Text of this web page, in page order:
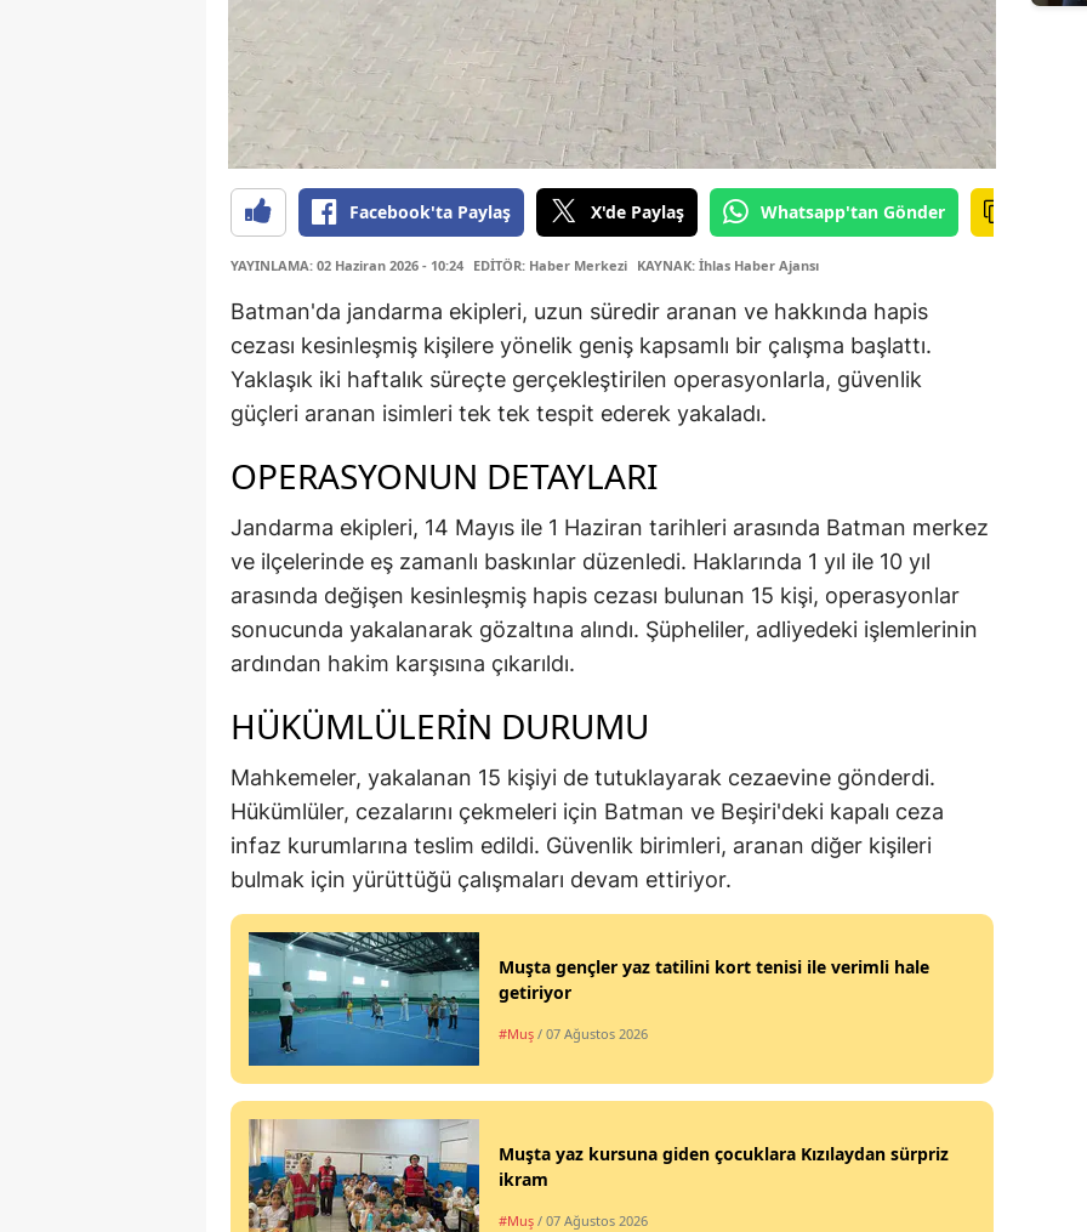
Facebook'ta Paylaş X'de Paylaş Whatsapp'tan Gönder
YAYINLAMA: 02 Haziran 2026 - 10:24 EDİTÖR: Haber Merkezi KAYNAK: İhlas Haber Ajansı
Batman'da jandarma ekipleri, uzun süredir aranan ve hakkında hapis
cezası kesinleşmiş kişilere yönelik geniş kapsamlı bir çalışma başlattı.
Yaklaşık iki haftalık süreçte gerçekleştirilen operasyonlarla, güvenlik
güçleri aranan isimleri tek tek tespit ederek yakaladı.
OPERASYONUN DETAYLARI
Jandarma ekipleri, 14 Mayıs ile 1 Haziran tarihleri arasında Batman merkez
ve ilçelerinde eş zamanlı baskınlar düzenledi. Haklarında 1 yıl ile 10 yıl
arasında değişen kesinleşmiş hapis cezası bulunan 15 kişi, operasyonlar
sonucunda yakalanarak gözaltına alındı. Şüpheliler, adliyedeki işlemlerinin
ardından hakim karşısına çıkarıldı.
HÜKÜMLÜLERİN DURUMU
Mahkemeler, yakalanan 15 kişiyi de tutuklayarak cezaevine gönderdi.
Hükümlüler, cezalarını çekmeleri için Batman ve Beşiri'deki kapalı ceza
infaz kurumlarına teslim edildi. Güvenlik birimleri, aranan diğer kişileri
bulmak için yürüttüğü çalışmaları devam ettiriyor.
Muşta gençler yaz tatilini kort tenisi ile verimli hale
getiriyor
#Muş / 07 Ağustos 2026
Muşta yaz kursuna giden çocuklara Kızılaydan sürpriz
ikram
#Muş / 07 Ağustos 2026